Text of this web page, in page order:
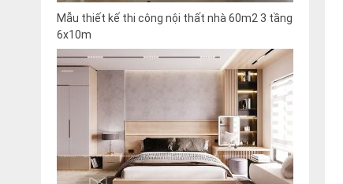
Mẫu thiết kế thi công nội thất nhà 60m2 3 tầng
6x10m